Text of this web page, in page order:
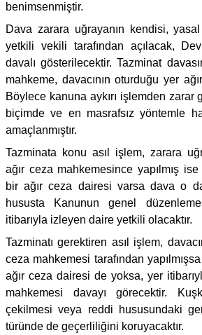
benimsenmiştir.
Dava zarara uğrayanın kendisi,
yetkili vekili tarafından açılacak,
davalı gösterilecektir. Tazminat
mahkeme, davacının oturduğu yer
Böylece kanuna aykırı işlemden
biçimde ve en masrafsız yöntemle
amaçlanmıştır.
Tazminata konu asıl işlem, zarara
ağır ceza mahkemesince yapılmış
bir ağır ceza dairesi varsa dava o
hususta Kanunun genel
itibarıyla izleyen daire yetkili olacaktır.
Tazminatı gerektiren asıl işlem,
ceza mahkemesi tarafından
ağır ceza dairesi de yoksa, yer
mahkemesi davayı görecektir.
çekilmesi veya reddi hususundaki
türünde de geçerliliğini koruyacaktır.